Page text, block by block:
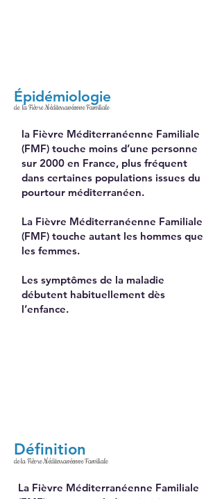
Épidémiologie
de la Fièvre Méditerranéenne Familiale
la Fièvre Méditerranéenne Familiale
(FMF) touche moins d’une personne
sur 2000 en France, plus fréquent
dans certaines populations issues du
pourtour méditerranéen.
La Fièvre Méditerranéenne Familiale
(FMF) touche autant les hommes que
les femmes.
Les symptômes de la maladie
débutent habituellement dès
l’enfance.
Définition
de la Fièvre Méditerranéenne Familiale
La Fièvre Méditerranéenne Familiale